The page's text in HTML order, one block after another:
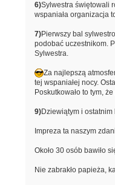
6)Sylwestra świętowali
wspaniała organizacja
7)Pierwszy bal
podobać uczestnikom.
Sylwestra.
Za najlepszą
tej wspaniałej nocy.
Poskutkowało to tym,
9)Dziewiątym i
Impreza ta naszym
Około 30 osób bawiło
Nie zabrakło papieża,